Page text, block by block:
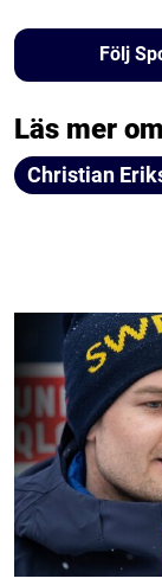
Följ
Läs mer
Christian